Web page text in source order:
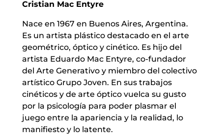
Cristian Mac Entyre
Nace en 1967 en Buenos Aires, Argentina.
Es un artista plástico destacado en el arte
geométrico, óptico y cinético. Es hijo del
artista Eduardo Mac Entyre, co-fundador
del Arte Generativo y miembro del colectivo
artístico Grupo Joven. En sus trabajos
cinéticos y de arte óptico vuelca su gusto
por la psicología para poder plasmar el
juego entre la apariencia y la realidad, lo
manifiesto y lo latente.